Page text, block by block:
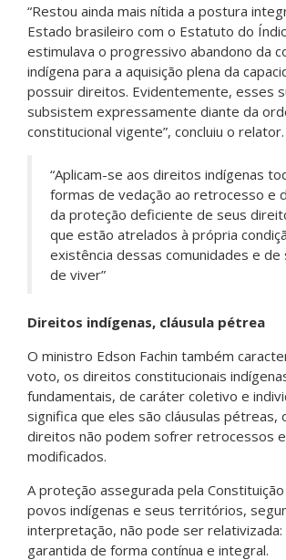
“Restou ainda mais nítida a postura
Estado brasileiro com o Estatuto do
estimulava o progressivo abandono da
indígena para a aquisição plena da
possuir direitos. Evidentemente, esses
subsistem expressamente diante da
constitucional vigente”, concluiu o relator.
“Aplicam-se aos direitos indígenas
formas de vedação ao retrocesso e
da proteção deficiente de seus
que estão atrelados à própria
existência dessas comunidades e de
de viver”
Direitos indígenas, cláusula pétrea
O ministro Edson Fachin também
voto, os direitos constitucionais
fundamentais, de caráter coletivo e
significa que eles são cláusulas pétreas,
direitos não podem sofrer retrocessos
modificados.
A proteção assegurada pela
povos indígenas e seus territórios,
interpretação, não pode ser
garantida de forma contínua e integral.